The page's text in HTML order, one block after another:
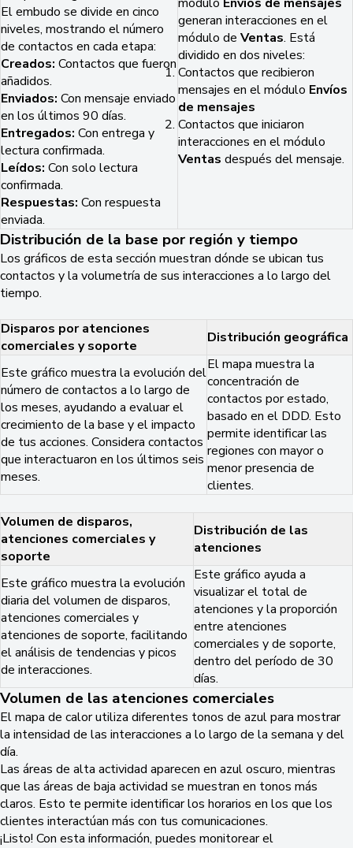
El embudo se divide en cinco
niveles, mostrando el número
de contactos en cada etapa:
Creados: Contactos que fueron
añadidos.
Enviados: Con mensaje enviado
en los últimos 90 días.
Entregados: Con entrega y
lectura confirmada.
Leídos: Con solo lectura
confirmada.
Respuestas: Con respuesta
enviada.
generan interacciones en el
módulo de Ventas. Está
dividido en dos niveles:
Contactos que recibieron
mensajes en el módulo Envíos
de mensajes
Contactos que iniciaron
interacciones en el módulo
Ventas después del mensaje.
Distribución de la base por región y tiempo
Los gráficos de esta sección muestran dónde se ubican tus
contactos y la volumetría de sus interacciones a lo largo del
tiempo.
Disparos por atenciones
comerciales y soporte
Distribución geográfica
Este gráfico muestra la evolución del
número de contactos a lo largo de
los meses, ayudando a evaluar el
crecimiento de la base y el impacto
de tus acciones. Considera contactos
que interactuaron en los últimos seis
meses.
El mapa muestra la
concentración de
contactos por estado,
basado en el DDD. Esto
permite identificar las
regiones con mayor o
menor presencia de
clientes.
Volumen de disparos,
atenciones comerciales y
soporte
Distribución de las
atenciones
Este gráfico muestra la evolución
diaria del volumen de disparos,
atenciones comerciales y
atenciones de soporte, facilitando
el análisis de tendencias y picos
de interacciones.
Este gráfico ayuda a
visualizar el total de
atenciones y la proporción
entre atenciones
comerciales y de soporte,
dentro del período de 30
días.
Volumen de las atenciones comerciales
El mapa de calor utiliza diferentes tonos de azul para mostrar
la intensidad de las interacciones a lo largo de la semana y del
día.
Las áreas de alta actividad aparecen en azul oscuro, mientras
que las áreas de baja actividad se muestran en tonos más
claros. Esto te permite identificar los horarios en los que los
clientes interactúan más con tus comunicaciones.
¡Listo! Con esta información, puedes monitorear el